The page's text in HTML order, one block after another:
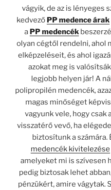
vágyik, de az is lényeges
kedvező PP medence árak
a PP medencék
olyan cégtől rendelni, ahol
elképzeléseit, és ahol
azokat meg is
legjobb helyen jár! A
polipropilén medencék,
magas minőséget
vagyunk vele, hogy csak
visszatérő vevő, ha
biztosítunk a számára.
medencék kivitelezése
amelyeket mi is szívesen
pedig biztosak lehet
pénzükért, amire vágytak.